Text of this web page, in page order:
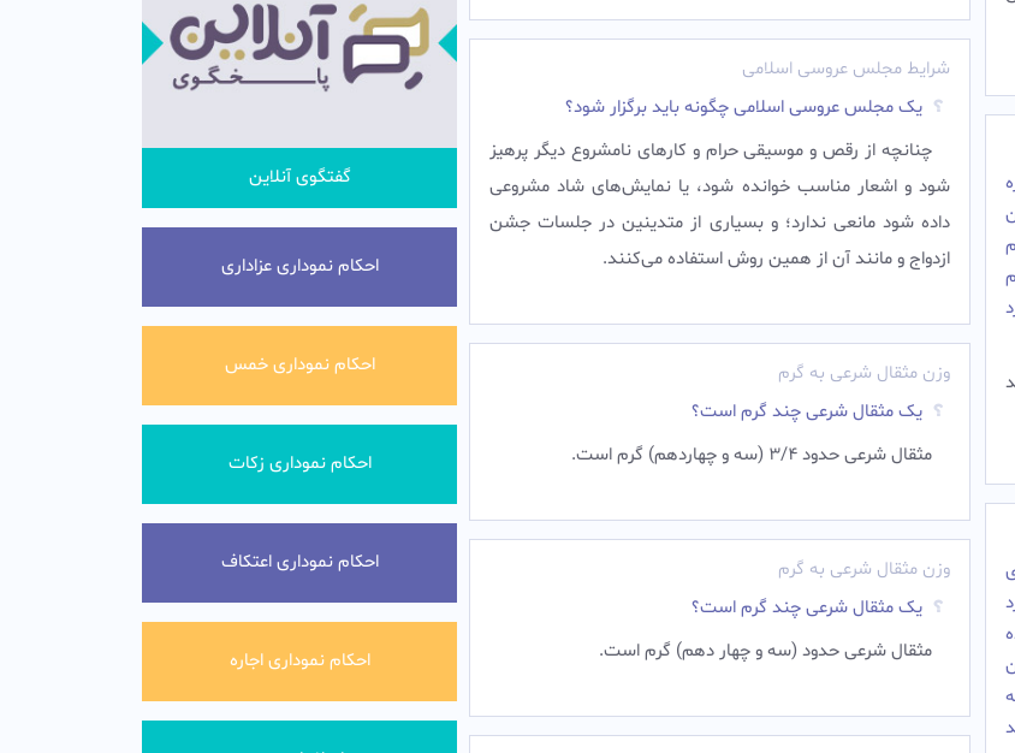
شرایط مجلس عروسی اسلامی
یک مجلس عروسی اسلامی چگونه باید برگزار شود؟
چنانچه از رقص و موسيقى حرام و كارهاى نامشروع ديگر پرهيز
شود و اشعار مناسب خوانده شود، يا نمایش‌های شاد مشروعى
داده شود مانعى ندارد؛ و بسيارى از متدینین در جلسات جشن
ازدواج و مانند آن از همين روش استفاده می‌کنند.
وزن مثقال شرعی به گرم
یک مثقال شرعی چند گرم است؟
مثقال شرعی حدود 3/4 (سه و چهاردهم) گرم است.
وزن مثقال شرعی به گرم
یک مثقال شرعی چند گرم است؟
مثقال شرعی حدود (سه و چهار دهم) گرم است.
گفتگوی آنلاین
احکام نموداری عزاداری
احکام نموداری خمس
احکام نموداری زکات
احکام نموداری اعتکاف
احکام نموداری اجاره